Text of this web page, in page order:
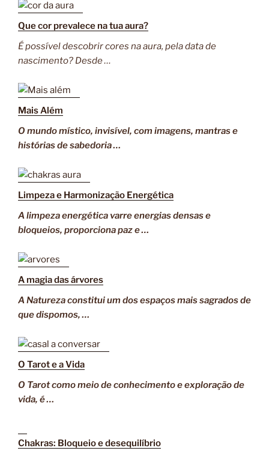
Que cor prevalece na tua aura?
É possível descobrir cores na aura, pela data de
nascimento? Desde …
Mais Além
O mundo místico, invisível, com imagens, mantras e
histórias de sabedoria …
Limpeza e Harmonização Energética
A limpeza energética varre energias densas e
bloqueios, proporciona paz e …
A magia das árvores
A Natureza constitui um dos espaços mais sagrados de
que dispomos, …
O Tarot e a Vida
O Tarot como meio de conhecimento e exploração de
vida, é …
Chakras: Bloqueio e desequilíbrio